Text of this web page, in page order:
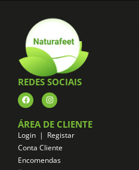
REDES SOCIAIS
ÁREA DE CLIENTE
Login | Registar
Conta Cliente
Encomendas